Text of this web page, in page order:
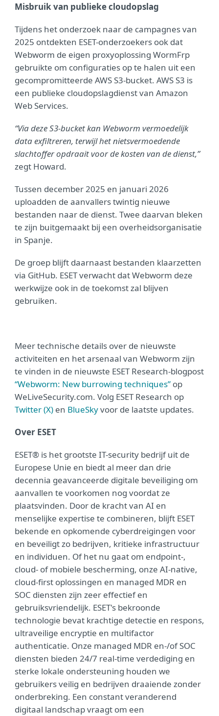
Misbruik van publieke cloudopslag
Tijdens het onderzoek naar de campagnes van
2025 ontdekten ESET-onderzoekers ook dat
Webworm de eigen proxyoplossing WormFrp
gebruikte om configuraties op te halen uit een
gecompromitteerde AWS S3-bucket. AWS S3 is
een publieke cloudopslagdienst van Amazon
Web Services.
“Via deze S3-bucket kan Webworm vermoedelijk
data exfiltreren, terwijl het nietsvermoedende
slachtoffer opdraait voor de kosten van de dienst,”
zegt Howard.
Tussen december 2025 en januari 2026
uploadden de aanvallers twintig nieuwe
bestanden naar de dienst. Twee daarvan bleken
te zijn buitgemaakt bij een overheidsorganisatie
in Spanje.
De groep blijft daarnaast bestanden klaarzetten
via GitHub. ESET verwacht dat Webworm deze
werkwijze ook in de toekomst zal blijven
gebruiken.
Meer technische details over de nieuwste
activiteiten en het arsenaal van Webworm zijn
te vinden in de nieuwste ESET Research-blogpost
“Webworm: New burrowing techniques” op
WeLiveSecurity.com. Volg ESET Research op
Twitter (X) en BlueSkyvoor de laatste updates.
Over ESET
ESET® is het grootste IT-security bedrijf uit de
Europese Unie en biedt al meer dan drie
decennia geavanceerde digitale beveiliging om
aanvallen te voorkomen nog voordat ze
plaatsvinden. Door de kracht van AI en
menselijke expertise te combineren, blijft ESET
bekende en opkomende cyberdreigingen voor
en beveiligt zo bedrijven, kritieke infrastructuur
en individuen. Of het nu gaat om endpoint-,
cloud- of mobiele bescherming, onze AI-native,
cloud-first oplossingen en managed MDR en
SOC diensten zijn zeer effectief en
gebruiksvriendelijk. ESET's bekroonde
technologie bevat krachtige detectie en respons,
ultraveilige encryptie en multifactor
authenticatie. Onze managed MDR en-/of SOC
diensten bieden 24/7 real-time verdediging en
sterke lokale ondersteuning houden we
gebruikers veilig en bedrijven draaiende zonder
onderbreking. Een constant veranderend
digitaal landschap vraagt om een